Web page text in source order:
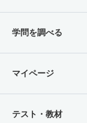
学問を調べる
マイページ
テスト・教材